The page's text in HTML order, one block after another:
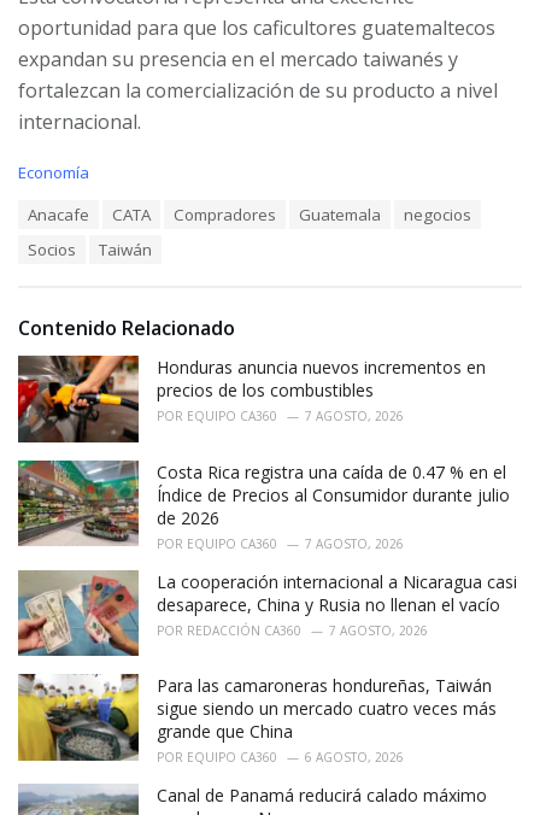
oportunidad para que los caficultores guatemaltecos
expandan su presencia en el mercado taiwanés y
fortalezcan la comercialización de su producto a nivel
internacional.
C
i
:
Economía
Anacafe CATA Compradores Guatemala
negocios
Socios
Taiwán
Contenido Relacionado
Honduras anuncia nuevos incrementos en
precios de los combustibles
POR EQUIPO CA360 7 AGOSTO, 2026
Costa Rica registra una caída de 0.47 % en el
Índice de Precios al Consumidor durante julio
de 2026
POR EQUIPO CA360 7 AGOSTO, 2026
La cooperación internacional a Nicaragua casi
desaparece, China y Rusia no llenan el vacío
POR REDACCIÓN CA360 7 AGOSTO, 2026
Para las camaroneras hondureñas, Taiwán
sigue siendo un mercado cuatro veces más
grande que China
POR EQUIPO CA360 6 AGOSTO, 2026
Canal de Panamá reducirá calado máximo